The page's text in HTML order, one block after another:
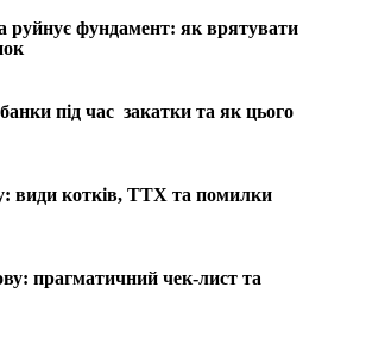
руйнує фундамент: як врятувати
під час закатки та як цього
види котків, ТТХ та помилки
прагматичний чек-лист та